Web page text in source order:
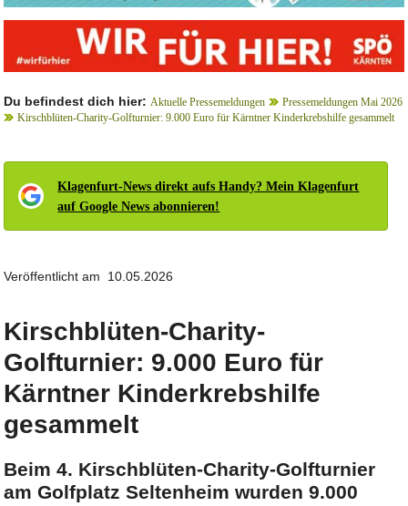
Du befindest dich hier: Aktuelle Pressemeldungen
Pressemeldungen Mai 2026
Kirschblüten-Charity-Golfturnier: 9.000 Euro für Kärntner Kinderkrebshilfe gesammelt
Klagenfurt-News direkt aufs Handy? Mein Klagenfurt
auf Google News abonnieren!
Veröffentlicht am 10.05.2026
Kirschblüten-Charity-
Golfturnier: 9.000 Euro für
Kärntner Kinderkrebshilfe
gesammelt
Beim 4. Kirschblüten-Charity-Golfturnier
am Golfplatz Seltenheim wurden 9.000